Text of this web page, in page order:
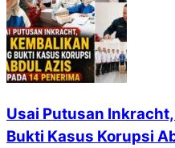
Usai Putusan
Bukti Kasus Korupsi